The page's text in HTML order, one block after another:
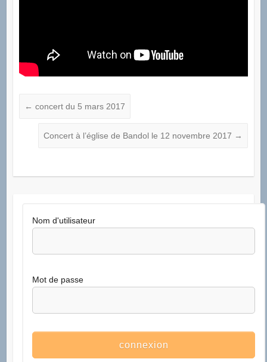
← concert du 5 mars 2017
Concert à l’église de Bandol le 12 novembre 2017 →
Nom d'utilisateur
Mot de passe